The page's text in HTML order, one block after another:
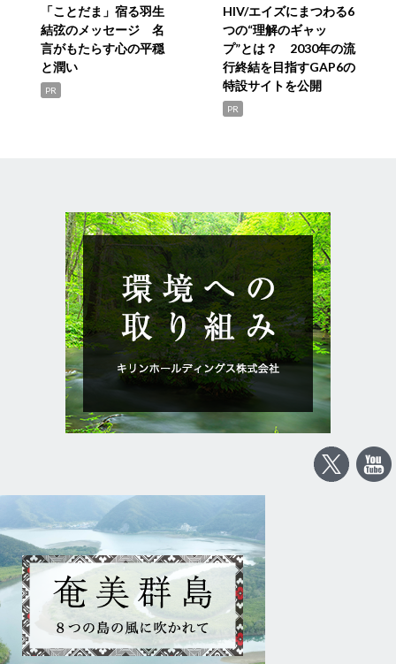
「ことだま」宿る羽生
結弦のメッセージ 名
言がもたらす心の平穏
と潤い
PR
HIV/エイズにまつわる6
つの“理解のギャッ
プ”とは？ 2030年の流
行終結を目指すGAP6の
特設サイトを公開
PR